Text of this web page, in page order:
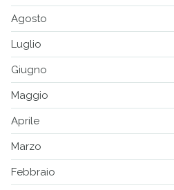
Agosto
Luglio
Giugno
Maggio
Aprile
Marzo
Febbraio